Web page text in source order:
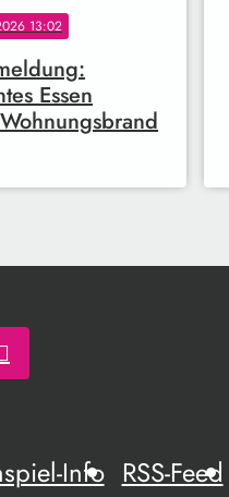
13:02
Essen
Info RSS-Feed